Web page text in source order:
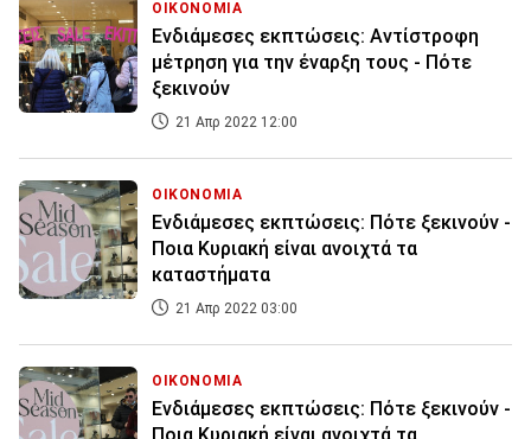
ΟΙΚΟΝΟΜΙΑ
Ενδιάμεσες εκπτώσεις: Αντίστροφη
μέτρηση για την έναρξη τους - Πότε
ξεκινούν
21 Απρ 2022 12:00
ΟΙΚΟΝΟΜΙΑ
Ενδιάμεσες εκπτώσεις: Πότε ξεκινούν -
Ποια Κυριακή είναι ανοιχτά τα
καταστήματα
21 Απρ 2022 03:00
ΟΙΚΟΝΟΜΙΑ
Ενδιάμεσες εκπτώσεις: Πότε ξεκινούν -